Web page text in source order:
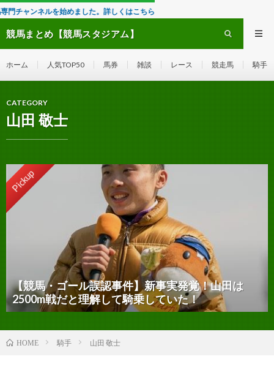
た。詳しくはこちら
競馬まとめ【競馬スタジアム】
ホーム 人気TOP50 馬券 雑談 レース 競走馬 騎手
CATEGORY
山田 敬士
Pickup
【競馬・ゴール誤認事件】新事実発覚！山田は
2500m戦だと理解して騎乗していた！
HOME 騎手 山田 敬士